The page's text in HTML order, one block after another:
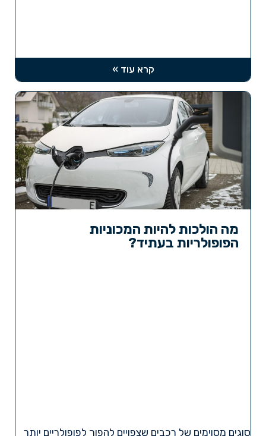
קרא עוד »
מה הולכות להיות המכוניות
הפופולריות בעתיד?
סוגים מסוימים של רכבים שצפויים להפוך לפופולריים יותר